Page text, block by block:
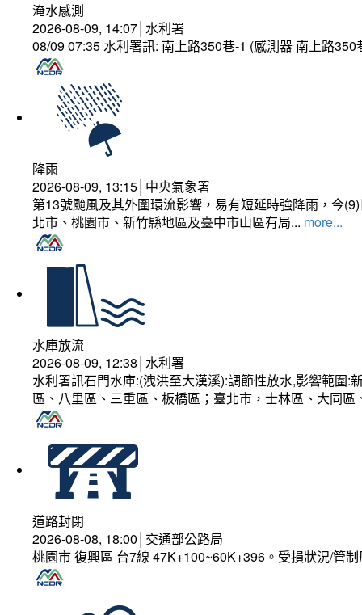
淹水感測
2026-08-09, 14:07│水利署
08/09 07:35 水利署訊: 南上路350巷-1 (感測器 南上路
降雨
2026-08-09, 13:15│中央氣象署
第13號颱風及其外圍環流影響，易有短延時強降雨，今
北市、桃園市、新竹縣地區及臺中市山區有局... more...
水庫放流
2026-08-09, 12:38│水利署
水利署訊石門水庫:(洩洪至大漢溪):調節性放水,影響範圍
區、八里區、三重區、板橋區；臺北市，士林區、大同
道路封閉
2026-08-08, 18:00│交通部公路局
桃園市 復興區 台7線 47K+100~60K+396。受損狀況/管